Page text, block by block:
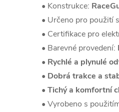
• Konstrukce:
• Určeno pro použití
• Certifikace pro
• Barevné provedení:
• Rychlé a plynulé
• Dobrá trakce a
• Tichý a komfortní
• Vyrobeno s